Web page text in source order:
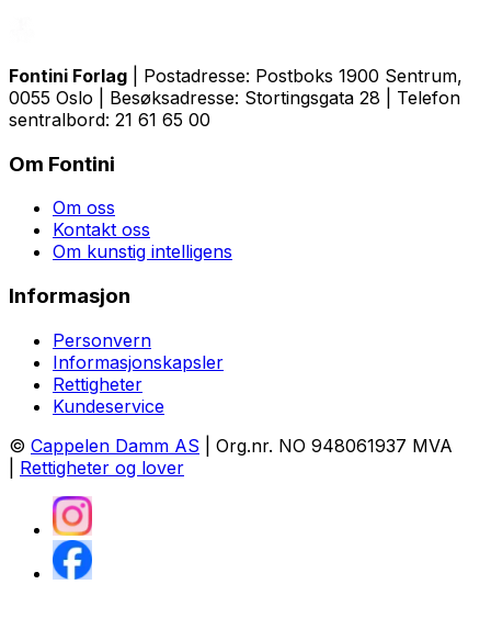
Fontini Forlag | Postadresse: Postboks 1900 Sentrum,
0055 Oslo | Besøksadresse: Stortingsgata 28 | Telefon
sentralbord: 21 61 65 00
Om Fontini
Om oss
Kontakt oss
Om kunstig intelligens
Informasjon
Personvern
Informasjonskapsler
Rettigheter
Kundeservice
© Cappelen Damm AS | Org.nr. NO 948061937 MVA
Rettigheter og lover